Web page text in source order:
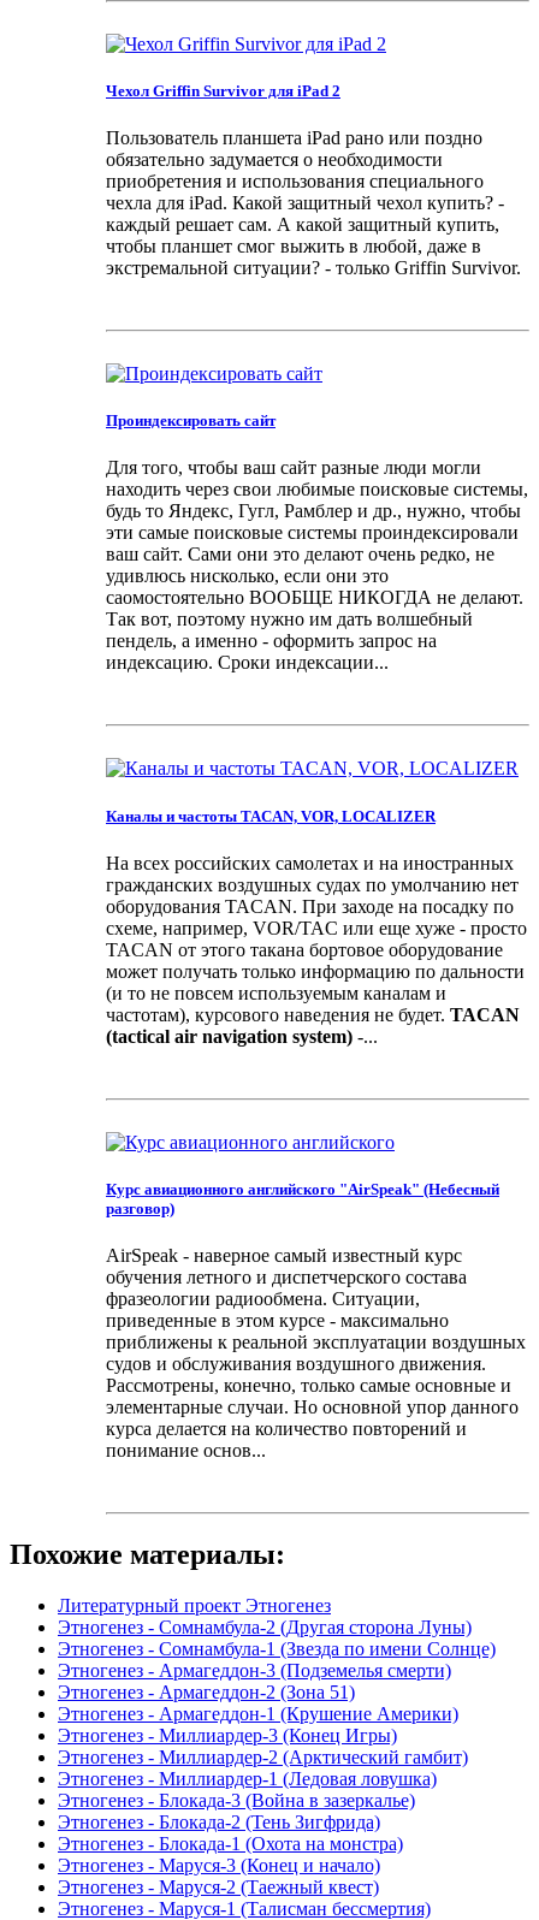
Чехол Griffin Survivor для iPad 2
Пользователь планшета iPad рано или поздно
обязательно задумается о необходимости
приобретения и использования специального
чехла для iPad. Какой защитный чехол купить? -
каждый решает сам. А какой защитный купить,
чтобы планшет смог выжить в любой, даже в
экстремальной ситуации? - только Griffin Survivor.
Проиндексировать сайт
Для того, чтобы ваш сайт разные люди могли
находить через свои любимые поисковые системы,
будь то Яндекс, Гугл, Рамблер и др., нужно, чтобы
эти самые поисковые системы проиндексировали
ваш сайт. Сами они это делают очень редко, не
удивлюсь нисколько, если они это
саомостоятельно ВООБЩЕ НИКОГДА не делают.
Так вот, поэтому нужно им дать волшебный
пендель, а именно - оформить запрос на
индексацию. Сроки индексации...
Каналы и частоты TACAN, VOR, LOCALIZER
На всех российских самолетах и на иностранных
гражданских воздушных судах по умолчанию нет
оборудования TACAN. При заходе на посадку по
схеме, например, VOR/TAC или еще хуже - просто
TACAN от этого такана бортовое оборудование
может получать только информацию по дальности
(и то не повсем используемым каналам и
частотам), курсового наведения не будет. TACAN
(tactical air navigation system) -...
Курс авиационного английского "AirSpeak" (Небесный
разговор)
AirSpeak - наверное самый известный курс
обучения летного и диспетчерского состава
фразеологии радиообмена. Ситуации,
приведенные в этом курсе - максимально
приближены к реальной эксплуатации воздушных
судов и обслуживания воздушного движения.
Рассмотрены, конечно, только самые основные и
элементарные случаи. Но основной упор данного
курса делается на количество повторений и
понимание основ...
Похожие материалы:
Литературный проект Этногенез
Этногенез - Сомнамбула-2 (Другая сторона Луны)
Этногенез - Сомнамбула-1 (Звезда по имени Солнце)
Этногенез - Армагеддон-3 (Подземелья смерти)
Этногенез - Армагеддон-2 (Зона 51)
Этногенез - Армагеддон-1 (Крушение Америки)
Этногенез - Миллиардер-3 (Конец Игры)
Этногенез - Миллиардер-2 (Арктический гамбит)
Этногенез - Миллиардер-1 (Ледовая ловушка)
Этногенез - Блокада-3 (Война в зазеркалье)
Этногенез - Блокада-2 (Тень Зигфрида)
Этногенез - Блокада-1 (Охота на монстра)
Этногенез - Маруся-3 (Конец и начало)
Этногенез - Маруся-2 (Таежный квест)
Этногенез - Маруся-1 (Талисман бессмертия)